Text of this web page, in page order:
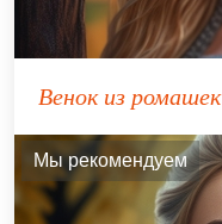
Венок из ромашек
Мы рекомендуем